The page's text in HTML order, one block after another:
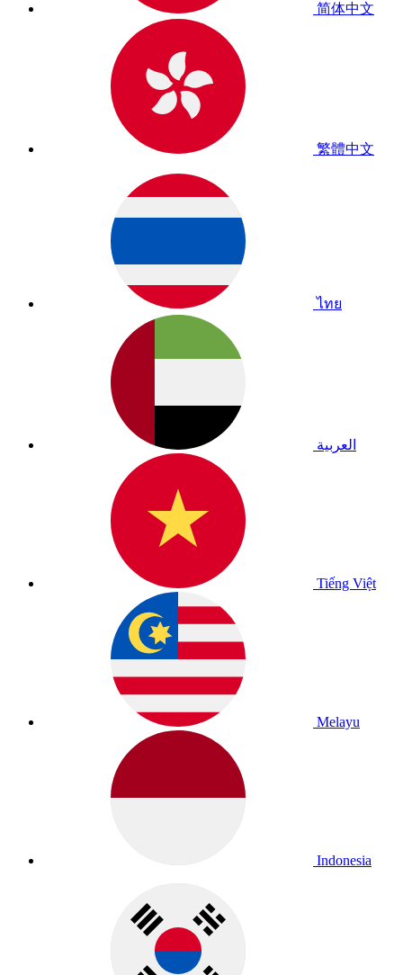
简体中文
繁體中文
ไทย
العربية
Tiếng Việt
Melayu
Indonesia